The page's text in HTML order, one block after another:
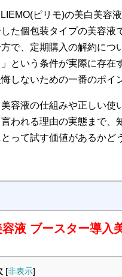
ピリモ)の美白美容
た個包装タイプの美容液
で、定期購入の解約につ
という条件が実際に存在
しないための一番のポイ
容液の仕組みや正しい使
われる理由の実態まで、
って試す価値があるかど
液 ブースター導入
[非表示]